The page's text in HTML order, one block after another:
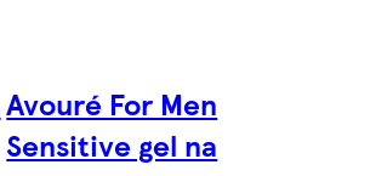
Avouré For Men
Sensitive gel na